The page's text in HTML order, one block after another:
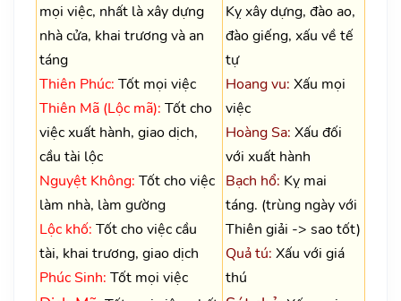
mọi việc, nhất là xây dựng
nhà cửa, khai trương và an
táng
Thiên Phúc: Tốt mọi việc
Thiên Mã (Lộc mã): Tốt cho
việc xuất hành, giao dịch,
cầu tài lộc
Nguyệt Không: Tốt cho việc
làm nhà, làm gường
Lộc khố: Tốt cho việc cầu
tài, khai trương, giao dịch
Phúc Sinh: Tốt mọi việc
Kỵ xây dựng, đào ao,
đào giếng, xấu về tế
tự
Hoang vu: Xấu mọi
việc
Hoàng Sa: Xấu đối
với xuất hành
Bạch hổ: Kỵ mai
táng. (trùng ngày với
Thiên giải -> sao tốt)
Quả tú: Xấu với giá
thú